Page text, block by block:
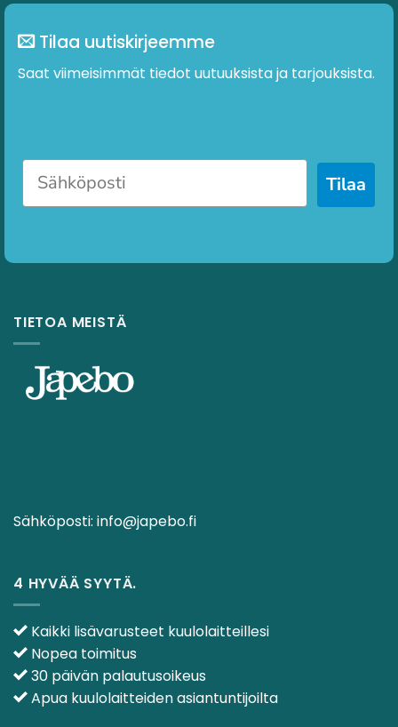
Tilaa uutiskirjeemme
Saat viimeisimmät tiedot uutuuksista ja tarjouksista.
Tilaa
TIETOA MEISTÄ
Sähköposti: info@japebo.fi
4 HYVÄÄ SYYTÄ.
Kaikki lisävarusteet kuulolaitteillesi
Nopea toimitus
30 päivän palautusoikeus
Apua kuulolaitteiden asiantuntijoilta